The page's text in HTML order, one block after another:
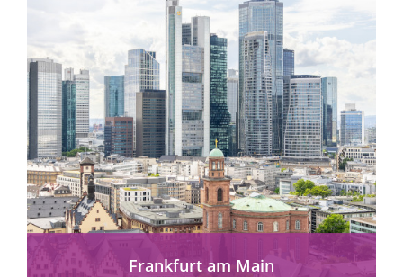
mehr erfahren
Frankfurt am Main